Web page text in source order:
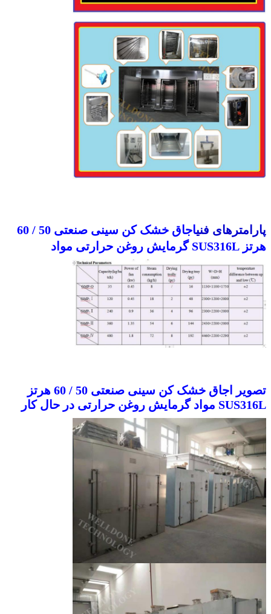
پارامترهای فنی
اجاق خشک کن سینی صنعتی 50 / 60
هرتز SUS316L گرمایش روغن حرارتی مواد
تصویر اجاق خشک کن سینی صنعتی 50 / 60 هرتز
SUS316L مواد گرمایش روغن حرارتی در حال کار